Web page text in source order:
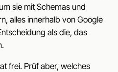
sie mit Schemas und
alles innerhalb von Google
als die, das
frei. Prüf aber, welches